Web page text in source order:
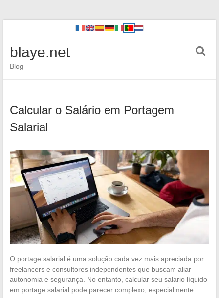
blaye.net
Blog
Calcular o Salário em Portagem
Salarial
O portage salarial é uma solução cada vez mais apreciada por
freelancers e consultores independentes que buscam aliar
autonomia e segurança. No entanto, calcular seu salário líquido
em portage salarial pode parecer complexo, especialmente